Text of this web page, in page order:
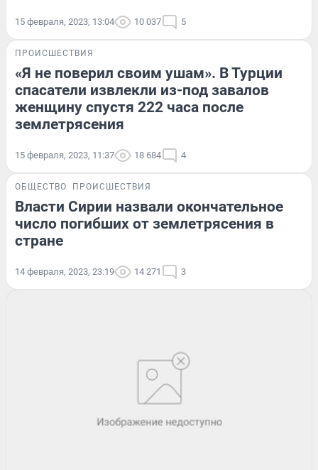
15 февраля, 2023, 13:04 10 037 5
ПРОИСШЕСТВИЯ
«Я не поверил своим ушам». В Турции
спасатели извлекли из-под завалов
женщину спустя 222 часа после
землетрясения
15 февраля, 2023, 11:37 18 684 4
ОБЩЕСТВО ПРОИСШЕСТВИЯ
Власти Сирии назвали окончательное
число погибших от землетрясения в
стране
14 февраля, 2023, 23:19 14 271 3